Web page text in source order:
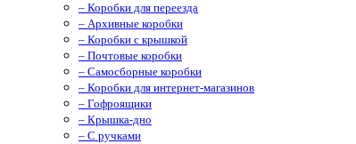
– Коробки для переезда
– Архивные коробки
– Коробки с крышкой
– Почтовые коробки
– Самосборные коробки
– Коробки для интернет-магазинов
– Гофроящики
– Крышка-дно
– С ручками